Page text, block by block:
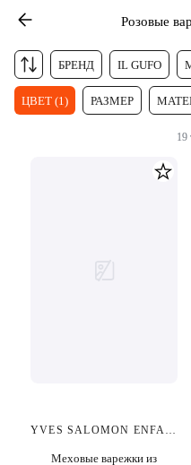
Розовые
БРЕНД IL GUFO
ЦВЕТ (1) РАЗМЕР
19
YVES SALOMON ENFANT
Меховые варежки из